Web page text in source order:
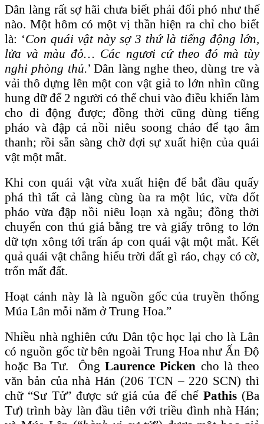
Dân làng rất sợ hãi chưa biết phải đối phó như thế
nào. Một hôm có một vị thần hiện ra chỉ cho biết
là: ‘Con quái vật này sợ 3 thứ là tiếng động lớn,
lửa và màu đỏ… Các ngươi cứ theo đó mà tùy
nghi phòng thủ.’ Dân làng nghe theo, dùng tre và
vải thô dựng lên một con vật giả to lớn nhìn cũng
hung dữ để 2 người có thể chui vào điều khiển làm
cho di động được; đồng thời cũng dùng tiếng
pháo và đập cả nồi niêu soong chảo để tạo âm
thanh; rồi sẵn sàng chờ đợi sự xuất hiện của quái
vật một mắt.
Khi con quái vật vừa xuất hiện để bắt đầu quấy
phá thì tất cả làng cùng ùa ra một lúc, vừa đốt
pháo vừa đập nồi niêu loạn xà ngầu; đồng thời
chuyển con thú giả bằng tre và giấy trông to lớn
dữ tợn xông tới trấn áp con quái vật một mắt. Kết
quả quái vật chẳng hiểu trời đất gì ráo, chạy có cờ,
trốn mất đất.
Hoạt cảnh này là là nguồn gốc của truyền thống
Múa Lân mỗi năm ở Trung Hoa.”
Nhiều nhà nghiên cứu Dân tộc học lại cho là Lân
có nguồn gốc từ bên ngoài Trung Hoa như Ấn Độ
hoặc Ba Tư. ÔngLaurence Picken cho là theo
văn bản của nhà Hán (206 TCN – 220 SCN) thì
chữ “Sư Tử” được sứ giả của đế chế Pathis(Ba
Tư) trình bày làn đầu tiên với triều đình nhà Hán;